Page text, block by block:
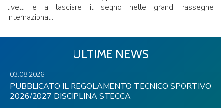
livelli e a lasciare il segno nelle grandi rassegne
internazionali.
ULTIME NEWS
03.08.2026
PUBBLICATO IL REGOLAMENTO TECNICO SPORTIVO
2026/2027 DISCIPLINA STECCA